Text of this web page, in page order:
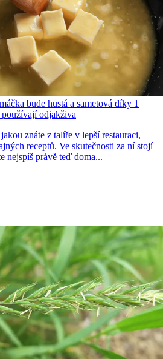
bude hustá a sametová díky 1
odjakživa
znáte z talíře v lepší restauraci,
receptů. Ve skutečnosti za ní stojí
nejspíš právě teď doma...